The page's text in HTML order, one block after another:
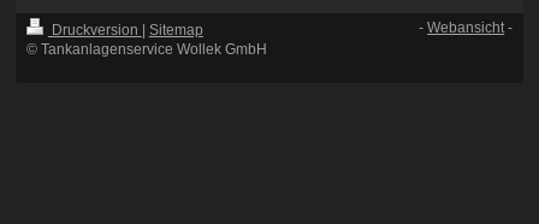
Druckversion
Sitemap
© Tankanlagenservice Wollek GmbH
-Webansicht-